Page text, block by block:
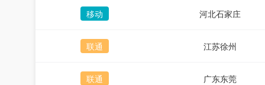
移动 河北石家庄
联通 江苏徐州
联通 广东东莞